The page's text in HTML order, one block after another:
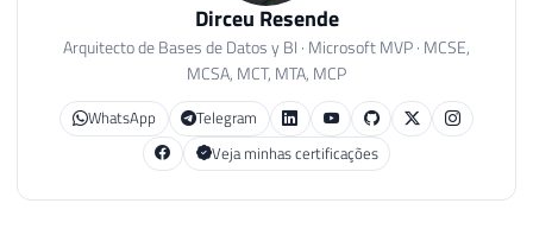
Dirceu Resende
Arquitecto de Bases de Datos y BI · Microsoft MVP · MCSE,
MCSA, MCT, MTA, MCP
WhatsApp
Telegram
Veja minhas certificações